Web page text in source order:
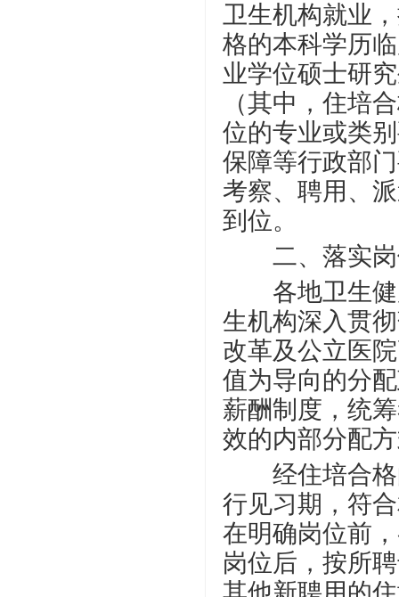
卫生机构就业
格的本科学历
业学位硕士研
（其中，住培
位的专业或类
保障等行政部
考察、聘用、
到位。
二、落实岗
各地卫生健
生机构深入贯
改革及公立医
值为导向的分
薪酬制度，统
效的内部分配
经住培合格
行见习期，符
在明确岗位前
岗位后，按所